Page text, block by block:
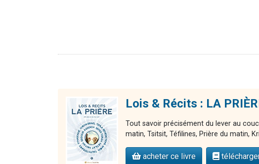
Lois & Récits : LA
Tout savoir précisément du lever au
matin, Tsitsit, Téfilines, Prière du matin,
acheter ce livre